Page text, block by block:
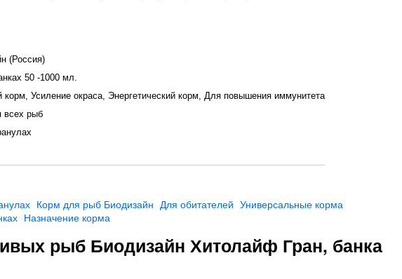
(Россия)
50 -1000 мл.
корм, Усиление окраса, Энергетический корм, Для повышения иммунитета
всех рыб
Корм для рыб Биодизайн Для обитателей Универсальные корма
Назначение корма
рыб Биодизайн Хитолайф Гран, банка